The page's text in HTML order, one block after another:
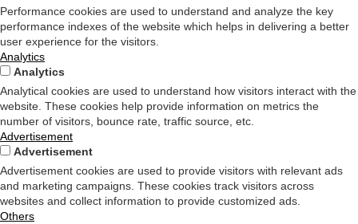
Performance cookies are used to understand and analyze the key
performance indexes of the website which helps in delivering a better
user experience for the visitors.
Analytics
Analytics
Analytical cookies are used to understand how visitors interact with the
website. These cookies help provide information on metrics the
number of visitors, bounce rate, traffic source, etc.
Advertisement
Advertisement
Advertisement cookies are used to provide visitors with relevant ads
and marketing campaigns. These cookies track visitors across
websites and collect information to provide customized ads.
Others